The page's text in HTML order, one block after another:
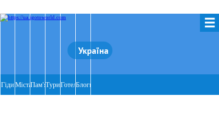
☰
Україна
Гіди МістаПам'ятки
ТуриГотеліБлоги